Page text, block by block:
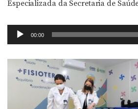
Especializada da Secretaria de
Tocador
de
áudio
00:00